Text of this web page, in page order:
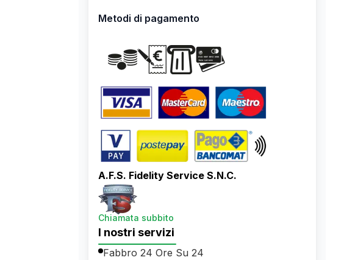
Metodi di pagamento
A.F.S. Fidelity Service S.N.C.
Chiamata subbito
I nostri servizi
Fabbro 24 Ore Su 24